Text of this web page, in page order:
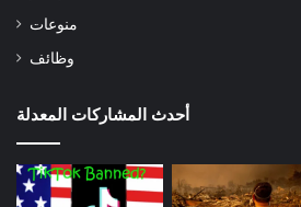
منوعات
وظائف
أحدث المشاركات المعدلة